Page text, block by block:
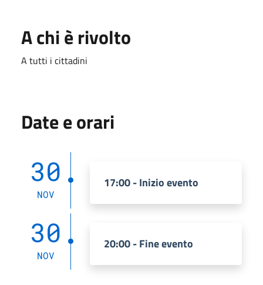
A chi è rivolto
A tutti i cittadini
Date e orari
30
NOV
17:00 - Inizio evento
30
NOV
20:00 - Fine evento